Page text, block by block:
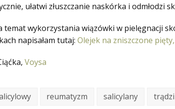
ułatwi złuszczanie naskórka i odmłodzi
temat wykorzystania wiązówki w pielęgnacji
napisałam tutaj: Olejek na zniszczone
Voysa
reumatyzm salicylany